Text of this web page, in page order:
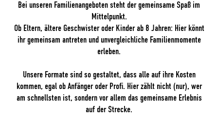
Bei unseren Familienangeboten steht der gemeinsame Spaß im
Mittelpunkt.
Ob Eltern, ältere Geschwister oder Kinder ab 8 Jahren: Hier könnt
ihr gemeinsam antreten und unvergleichliche Familienmomente
erleben.
Unsere Formate sind so gestaltet, dass alle auf ihre Kosten
kommen, egal ob Anfänger oder Profi. Hier zählt nicht (nur), wer
am schnellsten ist, sondern vor allem das gemeinsame Erlebnis
auf der Strecke.